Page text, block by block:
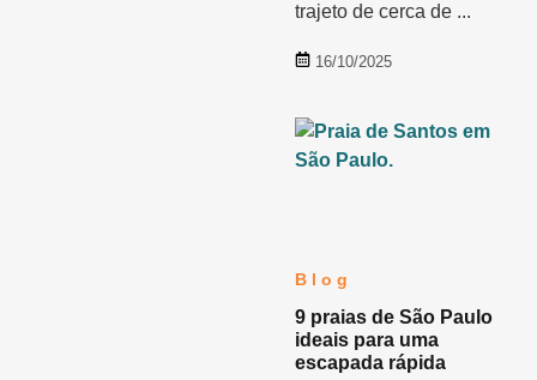
trajeto de cerca de ...
16/10/2025
Blog
9 praias de São Paulo
ideais para uma
escapada rápida